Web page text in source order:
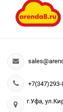
+7(347)293-
г.Уфа,